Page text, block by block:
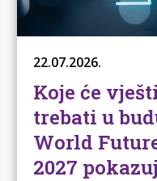
22.07.2026.
Koje će
trebati u
World
2027